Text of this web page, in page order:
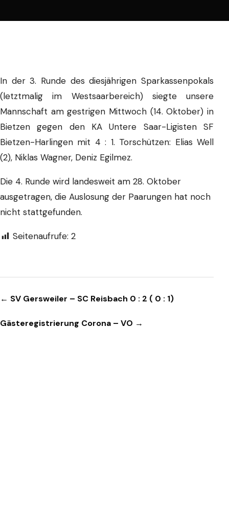
In der 3. Runde des diesjährigen Sparkassenpokals
(letztmalig im Westsaarbereich) siegte unsere
Mannschaft am gestrigen Mittwoch (14. Oktober) in
Bietzen gegen den KA Untere Saar-Ligisten SF
Bietzen-Harlingen mit 4 : 1. Torschützen: Elias Well
(2), Niklas Wagner, Deniz Egilmez.
Die 4. Runde wird landesweit am 28. Oktober
ausgetragen, die Auslosung der Paarungen hat noch
nicht stattgefunden.
Seitenaufrufe: 2
Beitragsnavigation
← SV Gersweiler – SC Reisbach 0 : 2 ( 0 : 1)
Gästeregistrierung Corona – VO →